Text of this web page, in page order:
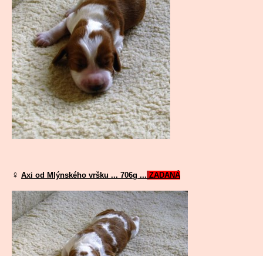
♀ Axi od Mlýnského vršku ... 706g ... ZADANÁ